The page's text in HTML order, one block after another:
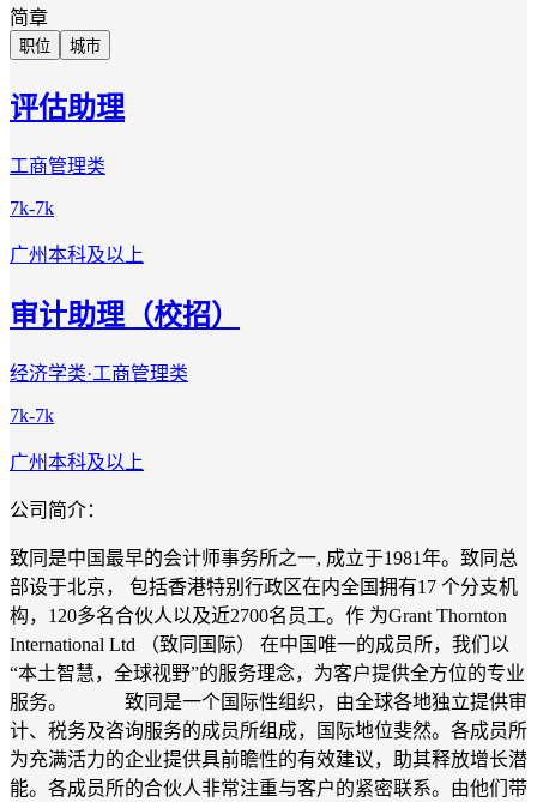
简章
职位 城市
评估助理
工商管理类
7k-7k
广州本科及以上
审计助理（校招）
经济学类·工商管理类
7k-7k
广州本科及以上
公司简介：
致同是中国最早的会计师事务所之一, 成立于1981年。致同总
部设于北京， 包括香港特别行政区在内全国拥有17 个分支机
构，120多名合伙人以及近2700名员工。作 为Grant Thornton
International Ltd （致同国际） 在中国唯一的成员所，我们以
“本土智慧，全球视野”的服务理念，为客户提供全方位的专业
服务。 致同是一个国际性组织，由全球各地独立提供审
计、税务及咨询服务的成员所组成，国际地位斐然。各成员所
为充满活力的企业提供具前瞻性的有效建议，助其释放增长潜
能。各成员所的合伙人非常注重与客户的紧密联系。由他们带